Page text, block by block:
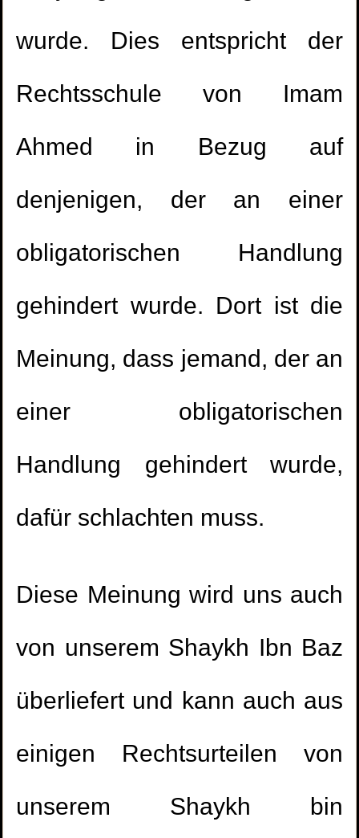
wurde. Dies entspricht der
Rechtsschule von Imam
Ahmed in Bezug auf
denjenigen, der an einer
obligatorischen Handlung
gehindert wurde. Dort ist die
Meinung, dass jemand, der an
einer obligatorischen
Handlung gehindert wurde,
dafür schlachten muss.
Diese Meinung wird uns auch
von unserem Shaykh Ibn Baz
überliefert und kann auch aus
einigen Rechtsurteilen von
unserem Shaykh bin